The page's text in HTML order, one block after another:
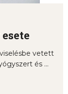
vetett
és ...